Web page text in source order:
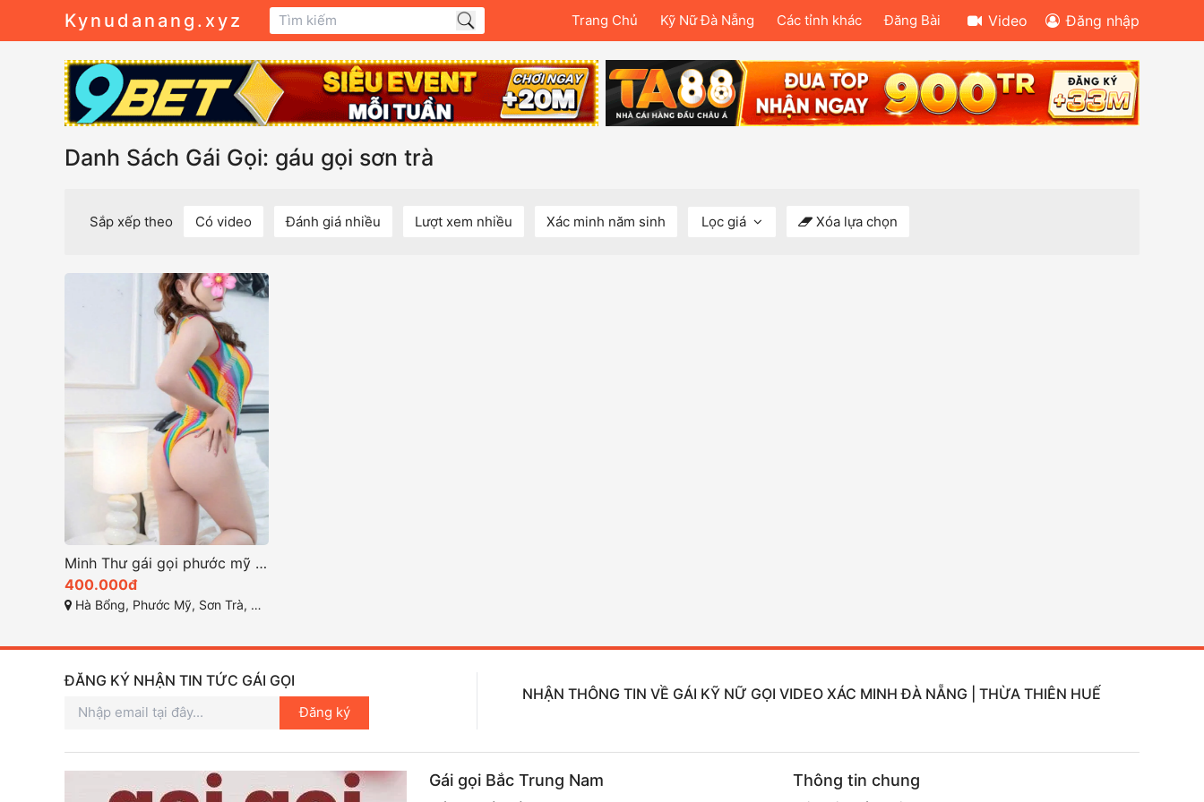
Kynudanang.xyz Trang Chủ Kỹ Nữ Đà Nẵng Các tỉnh khác Đăng Bài Video Đăng nhập
Danh Sách Gái Gọi: gáu gọi sơn trà
Sắp xếp theo Có video Đánh giá nhiều Lượt xem nhiều Xác minh năm sinh Lọc giá Xóa lựa chọn
Minh Thư gái gọi phước mỹ sơn trà dáng dây khẩu dâm sướng
400.000đ
Hà Bổng, Phước Mỹ, Sơn Trà, Đà Nẵng
ĐĂNG KÝ NHẬN TIN TỨC GÁI GỌI
Đăng ký
NHẬN THÔNG TIN VỀ GÁI KỸ NỮ GỌI VIDEO XÁC MINH ĐÀ NẴNG | THỪA THIÊN HUẾ
Gái gọi Bắc Trung Nam Thông tin chung